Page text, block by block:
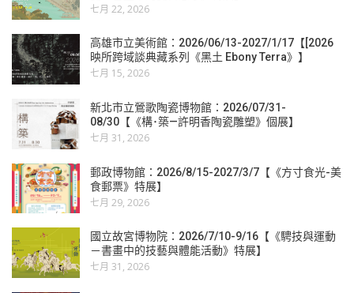
七月 22, 2026
高雄市立美術館：2026/06/13-2027/1/17【[2026
映所跨域談典藏系列《黑土 Ebony Terra》】
七月 15, 2026
新北市立鶯歌陶瓷博物館：2026/07/31-
08/30【《構･築—許明香陶瓷雕塑》個展】
七月 31, 2026
郵政博物館：2026/8/15-2027/3/7【《方寸食光-美
食郵票》特展】
七月 29, 2026
國立故宮博物院：2026/7/10-9/16【《騁技與運動
－書畫中的技藝與體能活動》特展】
七月 31, 2026